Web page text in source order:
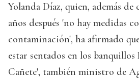
Yolanda Díaz, quien, además de
años después 'no hay medidas
contaminación', ha afirmado
estar sentados en los
Cañete', también ministro de